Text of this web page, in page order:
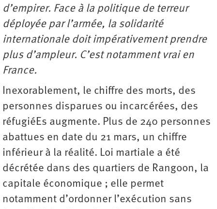
d’empirer. Face à la politique de terreur
déployée par l’armée, la solidarité
internationale doit impérativement prendre
plus d’ampleur. C’est notamment vrai en
France.
Inexorablement, le chiffre des morts, des
personnes disparues ou incarcérées, des
réfugiéEs augmente. Plus de 240 personnes
abattues en date du 21 mars, un chiffre
inférieur à la réalité. Loi martiale a été
décrétée dans des quartiers de Rangoon, la
capitale économique ; elle permet
notamment d’ordonner l’exécution sans